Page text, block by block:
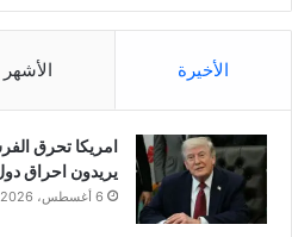
الأخيرة الأشهر
امريكا تحرق
يريدون احراق
6 أغسطس، 2026